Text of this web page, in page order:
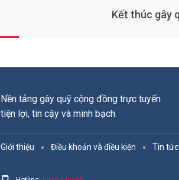
Kết thúc gây
Nền tảng gây quỹ cộng đồng trực tuyến
tiện lợi, tin cậy và minh bạch.
Giới thiệu Điều khoản và điều kiện Tin tức